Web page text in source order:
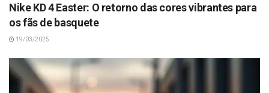
Nike KD 4 Easter: O retorno das cores vibrantes para
os fãs de basquete
19/03/2025